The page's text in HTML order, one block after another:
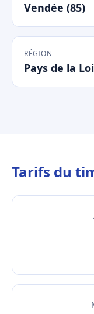
Vendée (85)
RÉGION
Pays de la
Tarifs du